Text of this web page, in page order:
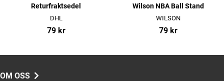
Returfraktsedel
DHL
79 kr
Wilson NBA Ball Stand
WILSON
79 kr
OM OSS